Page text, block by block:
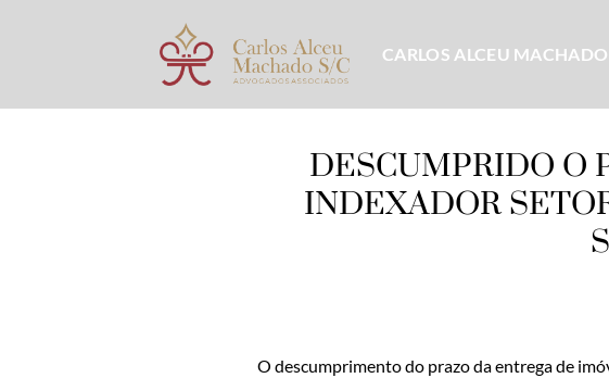
CARLOS ALCEU MACHADO
DESCUMPRIDO O
INDEXADOR
O descumprimento do prazo da entrega de